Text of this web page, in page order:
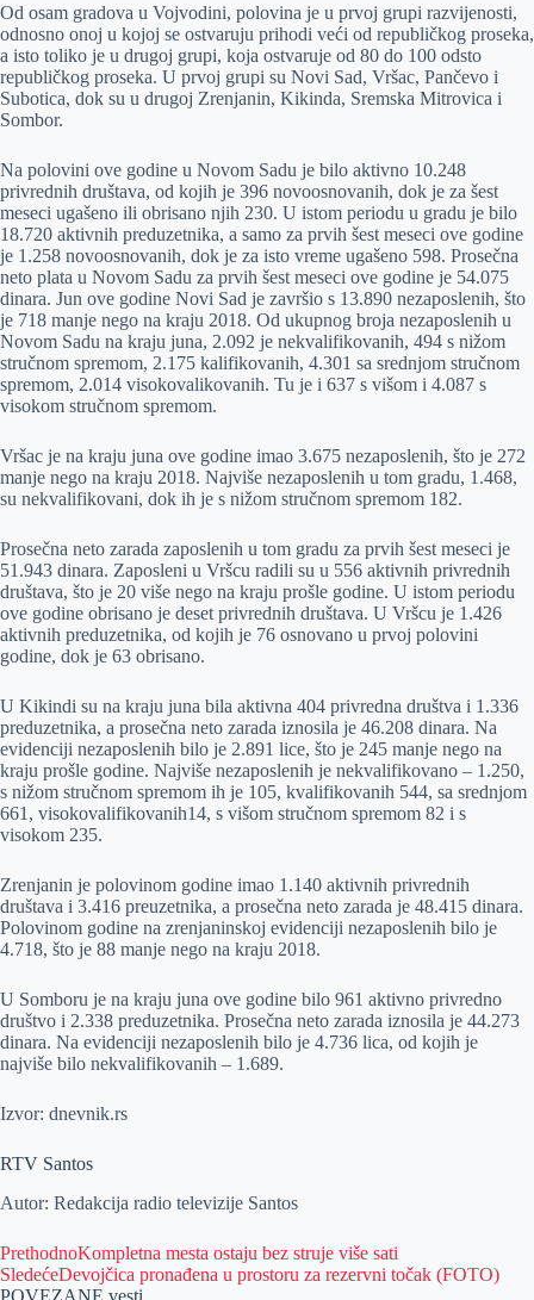
Od osam gradova u Vojvodini, polovina je u prvoj grupi razvijenosti,
odnosno onoj u kojoj se ostvaruju prihodi veći od republičkog proseka,
a isto toliko je u drugoj grupi, koja ostvaruje od 80 do 100 odsto
republičkog proseka. U prvoj grupi su Novi Sad, Vršac, Pančevo i
Subotica, dok su u drugoj Zrenjanin, Kikinda, Sremska Mitrovica i
Sombor.
Na polovini ove godine u Novom Sadu je bilo aktivno 10.248
privrednih društava, od kojih je 396 novoosnovanih, dok je za šest
meseci ugašeno ili obrisano njih 230. U istom periodu u gradu je bilo
18.720 aktivnih preduzetnika, a samo za prvih šest meseci ove godine
je 1.258 novoosnovanih, dok je za isto vreme ugašeno 598. Prosečna
neto plata u Novom Sadu za prvih šest meseci ove godine je 54.075
dinara. Jun ove godine Novi Sad je završio s 13.890 nezaposlenih, što
je 718 manje nego na kraju 2018. Od ukupnog broja nezaposlenih u
Novom Sadu na kraju juna, 2.092 je nekvalifikovanih, 494 s nižom
stručnom spremom, 2.175 kalifikovanih, 4.301 sa srednjom stručnom
spremom, 2.014 visokovalikovanih. Tu je i 637 s višom i 4.087 s
visokom stručnom spremom.
Vršac je na kraju juna ove godine imao 3.675 nezaposlenih, što je 272
manje nego na kraju 2018. Najviše nezaposlenih u tom gradu, 1.468,
su nekvalifikovani, dok ih je s nižom stručnom spremom 182.
Prosečna neto zarada zaposlenih u tom gradu za prvih šest meseci je
51.943 dinara. Zaposleni u Vršcu radili su u 556 aktivnih privrednih
društava, što je 20 više nego na kraju prošle godine. U istom periodu
ove godine obrisano je deset privrednih društava. U Vršcu je 1.426
aktivnih preduzetnika, od kojih je 76 osnovano u prvoj polovini
godine, dok je 63 obrisano.
U Kikindi su na kraju juna bila aktivna 404 privredna društva i 1.336
preduzetnika, a prosečna neto zarada iznosila je 46.208 dinara. Na
evidenciji nezaposlenih bilo je 2.891 lice, što je 245 manje nego na
kraju prošle godine. Najviše nezaposlenih je nekvalifikovano – 1.250,
s nižom stručnom spremom ih je 105, kvalifikovanih 544, sa srednjom
661, visokovalifikovanih14, s višom stručnom spremom 82 i s
visokom 235.
Zrenjanin je polovinom godine imao 1.140 aktivnih privrednih
društava i 3.416 preuzetnika, a prosečna neto zarada je 48.415 dinara.
Polovinom godine na zrenjaninskoj evidenciji nezaposlenih bilo je
4.718, što je 88 manje nego na kraju 2018.
U Somboru je na kraju juna ove godine bilo 961 aktivno privredno
društvo i 2.338 preduzetnika. Prosečna neto zarada iznosila je 44.273
dinara. Na evidenciji nezaposlenih bilo je 4.736 lica, od kojih je
najviše bilo nekvalifikovanih – 1.689.
Izvor: dnevnik.rs
RTV Santos
Autor: Redakcija radio televizije Santos
PrethodnoKompletna mesta ostaju bez struje više sati
SledećeDevojčica pronađena u prostoru za rezervni točak (FOTO)
POVEZANE vesti